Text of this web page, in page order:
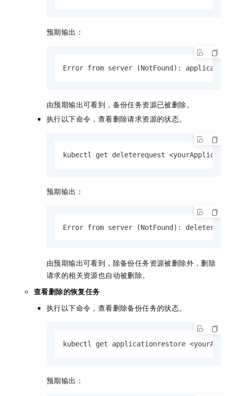
预期输出：
Error from server (NotFound):
由预期输出可看到，备份任务资源已被删除。
执行以下命令，查看删除请求资源的状态。
kubectl get deleterequest
预期输出：
Error from server (NotFound):
由预期输出可看到，除备份任务资源被删除外，删除
请求的相关资源也自动被删除。
查看删除的恢复任务
执行以下命令，查看删除备份任务的状态。
kubectl get applicationrestore
预期输出：